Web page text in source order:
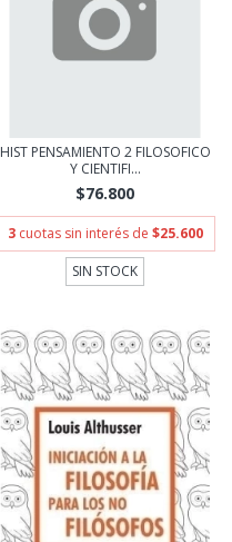
HIST PENSAMIENTO 2 FILOSOFICO
Y CIENTIFI...
$76.800
3 cuotas sin interés de $25.600
SIN STOCK